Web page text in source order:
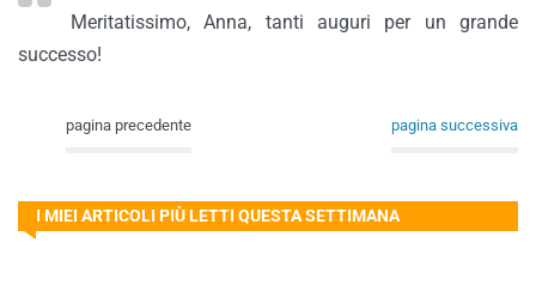
Meritatissimo, Anna, tanti auguri per un grande
successo!
pagina precedente pagina successiva
I MIEI ARTICOLI PIÙ LETTI QUESTA SETTIMANA